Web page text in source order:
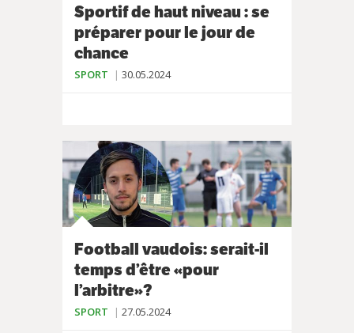
Sportif de haut niveau : se
préparer pour le jour de
chance
SPORT 30.05.2024
Football vaudois: serait-il
temps d’être «pour
l’arbitre»?
SPORT 27.05.2024